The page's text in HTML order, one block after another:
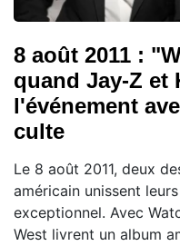
8 août 2011 :
quand Jay-Z et
l'événement
culte
Le 8 août 2011, deux
américain unissent
exceptionnel. Avec
West livrent un album